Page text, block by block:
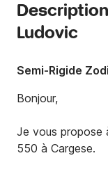
Ludovic
Semi-Rigide
Bonjour,
Je vous propose
550 à Cargese.